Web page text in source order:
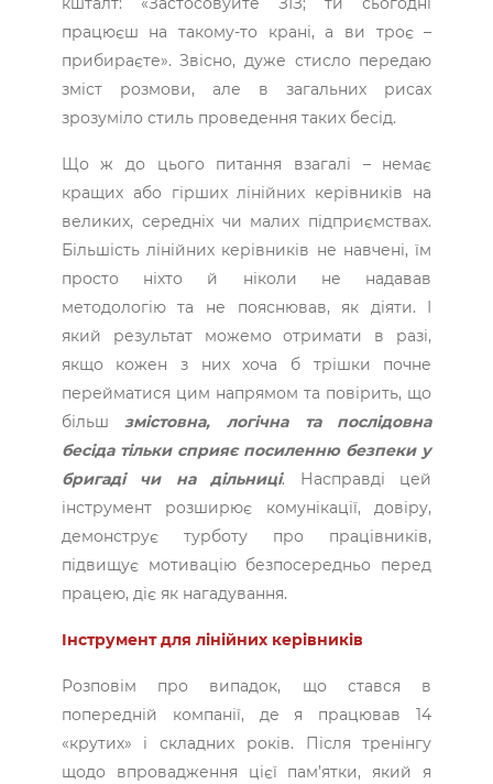
працюєш на такому-то крані, а ви троє –
прибираєте». Звісно, дуже стисло передаю
зміст розмови, але в загальних рисах
зрозуміло стиль проведення таких бесід.
Що ж до цього питання взагалі – немає
кращих або гірших лінійних керівників на
великих, середніх чи малих підприємствах.
Більшість лінійних керівників не навчені, їм
просто ніхто й ніколи не надавав
методологію та не пояснював, як діяти. І
який результат можемо отримати в разі,
якщо кожен з них хоча б трішки почне
перейматися цим напрямом та повірить, що
більшзмістовна, логічна та послідовна
бесіда тільки сприяє посиленню безпеки у
бригаді чи на дільниці. Насправді цей
інструмент розширює комунікації, довіру,
демонструє турботу про працівників,
підвищує мотивацію безпосередньо перед
працею, діє як нагадування.
Інструмент для лінійних керівників
Розповім про випадок, що стався в
попередній компанії, де я працював 14
«крутих» і складних років. Після тренінгу
щодо впровадження цієї пам’ятки, який я